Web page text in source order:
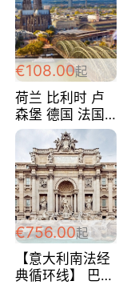
€108.00起
荷兰 比利时 卢
森堡 德国 法国
超爽玩遍西欧 循
环线 全程四星宾
馆 108欧/人/天
€756.00起
【意大利南法经
典循环线】 巴黎